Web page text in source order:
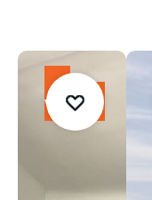
vendre